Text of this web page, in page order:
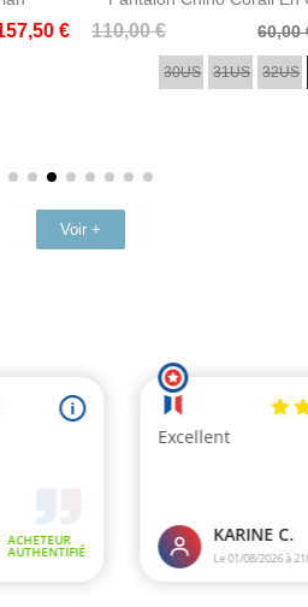
€ 110,00 €
Prix
60,00
Prix
30US 31US 32US
Voir +